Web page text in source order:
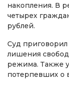
накопления. В
четырех
рублей.
Суд
лишения
режима. Также
потерпевших о